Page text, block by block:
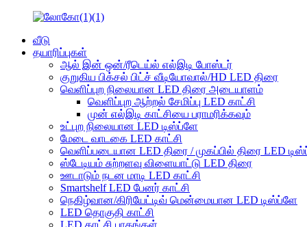
வீடு
தயாரிப்புகள்
ஆல் இன் ஒன்/ரீடெய்ல் எல்இடி போஸ்டர்
குறுகிய பிக்சல் பிட்ச் வீடியோவால்/HD LED திரை
வெளிப்புற நிலையான LED திரை அடையாளம்
வெளிப்புற ஆற்றல் சேமிப்பு LED காட்சி
முன் எல்இடி காட்சியை பராமரிக்கவும்
உட்புற நிலையான LED டிஸ்ப்ளே
மேடை வாடகை LED காட்சி
வெளிப்படையான LED திரை / முகப்பில் திரை LED
ஸ்டேடியம் சுற்றளவு விளையாட்டு LED திரை
ஊடாடும் நடன மாடி LED காட்சி
Smartshelf LED பேனர் காட்சி
நெகிழ்வான/கிரியேட்டிவ் மென்மையான LED டிஸ்ப்ளே
LED தொகுதி காட்சி
LED காட்சி பாகங்கள்